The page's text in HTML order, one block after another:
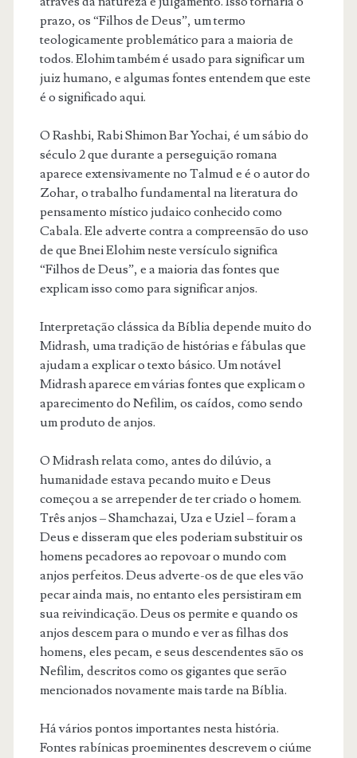
prazo, os “Filhos de Deus”, um termo
teologicamente problemático para a maioria de
todos. Elohim também é usado para significar um
juiz humano, e algumas fontes entendem que este
é o significado aqui.
O Rashbi, Rabi Shimon Bar Yochai, é um sábio do
século 2 que durante a perseguição romana
aparece extensivamente no Talmud e é o autor do
Zohar, o trabalho fundamental na literatura do
pensamento místico judaico conhecido como
Cabala. Ele adverte contra a compreensão do uso
de que Bnei Elohim neste versículo significa
“Filhos de Deus”, e a maioria das fontes que
explicam isso como para significar anjos.
Interpretação clássica da Bíblia depende muito do
Midrash, uma tradição de histórias e fábulas que
ajudam a explicar o texto básico. Um notável
Midrash aparece em várias fontes que explicam o
aparecimento do Nefilim, os caídos, como sendo
um produto de anjos.
O Midrash relata como, antes do dilúvio, a
humanidade estava pecando muito e Deus
começou a se arrepender de ter criado o homem.
Três anjos – Shamchazai, Uza e Uziel – foram a
Deus e disseram que eles poderiam substituir os
homens pecadores ao repovoar o mundo com
anjos perfeitos. Deus adverte-os de que eles vão
pecar ainda mais, no entanto eles persistiram em
sua reivindicação. Deus os permite e quando os
anjos descem para o mundo e ver as filhas dos
homens, eles pecam, e seus descendentes são os
Nefilim, descritos como os gigantes que serão
mencionados novamente mais tarde na Bíblia.
Há vários pontos importantes nesta história.
Fontes rabínicas proeminentes descrevem o ciúme